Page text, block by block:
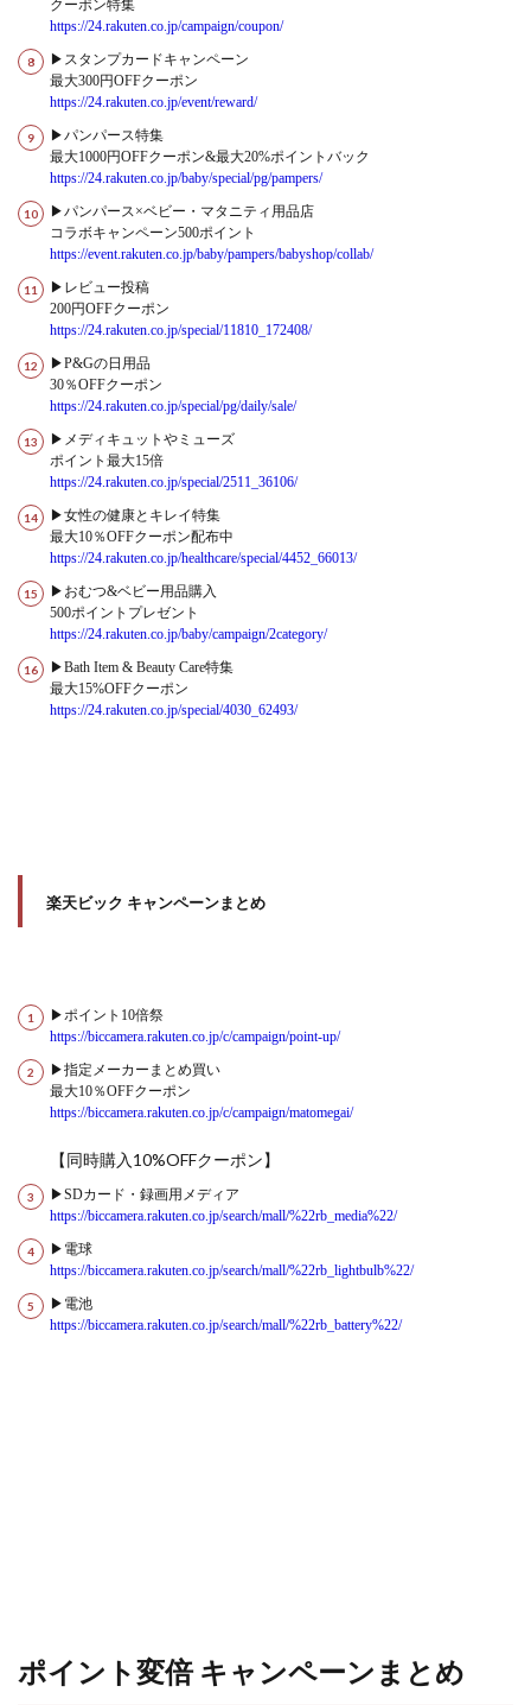
クーポン特集
https://24.rakuten.co.jp/campaign/coupon/
▶スタンプカードキャンペーン
最大300円OFFクーポン
https://24.rakuten.co.jp/event/reward/
▶パンパース特集
最大1000円OFFクーポン&最大20%ポイントバック
https://24.rakuten.co.jp/baby/special/pg/pampers/
▶パンパース×ベビー・マタニティ用品店
コラボキャンペーン500ポイント
https://event.rakuten.co.jp/baby/pampers/babyshop/collab/
▶レビュー投稿
200円OFFクーポン
https://24.rakuten.co.jp/special/11810_172408/
▶P&Gの日用品
30％OFFクーポン
https://24.rakuten.co.jp/special/pg/daily/sale/
▶メディキュットやミューズ
ポイント最大15倍
https://24.rakuten.co.jp/special/2511_36106/
▶女性の健康とキレイ特集
最大10％OFFクーポン配布中
https://24.rakuten.co.jp/healthcare/special/4452_66013/
▶おむつ&ベビー用品購入
500ポイントプレゼント
https://24.rakuten.co.jp/baby/campaign/2category/
▶Bath Item & Beauty Care特集
最大15%OFFクーポン
https://24.rakuten.co.jp/special/4030_62493/
楽天ビック キャンペーンまとめ
▶ポイント10倍祭
https://biccamera.rakuten.co.jp/c/campaign/point-up/
▶指定メーカーまとめ買い
最大10％OFFクーポン
https://biccamera.rakuten.co.jp/c/campaign/matomegai/
【同時購入10%OFFクーポン】
▶SDカード・録画用メディア
https://biccamera.rakuten.co.jp/search/mall/%22rb_media%22/
▶電球
https://biccamera.rakuten.co.jp/search/mall/%22rb_lightbulb%22/
▶電池
https://biccamera.rakuten.co.jp/search/mall/%22rb_battery%22/
ポイント変倍 キャンペーンまとめ